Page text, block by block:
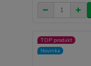
TOP produkt
Novinka